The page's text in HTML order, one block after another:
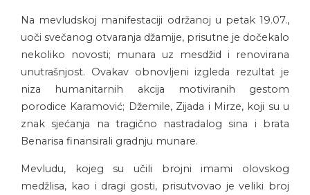
Na mevludskoj manifestaciji održanoj u petak 19.07.,
uoči svečanog otvaranja džamije, prisutne je dočekalo
nekoliko novosti; munara uz mesdžid i renovirana
unutrašnjost. Ovakav obnovljeni izgleda rezultat je
niza humanitarnih akcija motiviranih gestom
porodice Karamović; Džemile, Zijada i Mirze, koji su u
znak sjećanja na tragično nastradalog sina i brata
Benarisa finansirali gradnju munare.
Mevludu, kojeg su učili brojni imami olovskog
medžlisa, kao i dragi gosti, prisutvovao je veliki broj